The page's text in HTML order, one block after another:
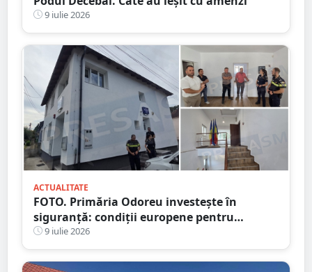
9 iulie 2026
ACTUALITATE
FOTO. Primăria Odoreu investește în
siguranță: condiții europene pentru
polițiști. Sediul Poliției, complet reabilitat
9 iulie 2026